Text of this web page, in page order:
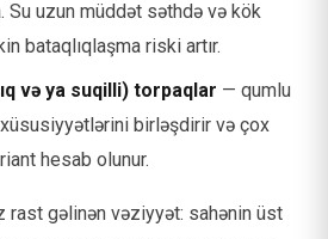
uzun müddət səthdə və kök
bataqlıqlaşma riski artır.
və ya suqilli) torpaqlar — qumlu
birləşdirir və çox
hesab olunur.
gəlinən vəziyyət: sahənin üst